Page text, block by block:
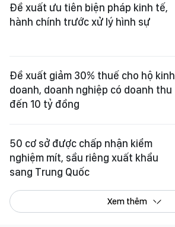
Đề xuất ưu tiên biện pháp kinh tế,
hành chính trước xử lý hình sự
Đề xuất giảm 30% thuế cho hộ kinh
doanh, doanh nghiệp có doanh thu
đến 10 tỷ đồng
50 cơ sở được chấp nhận kiểm
nghiệm mít, sầu riêng xuất khẩu
sang Trung Quốc
Xem thêm